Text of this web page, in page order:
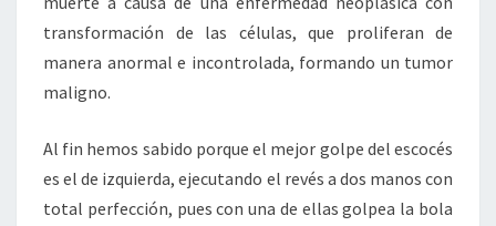
transformación de las células, que proliferan de
manera anormal e incontrolada, formando un tumor
maligno.
Al fin hemos sabido porque el mejor golpe del escocés
es el de izquierda, ejecutando el revés a dos manos con
total perfección, pues con una de ellas golpea la bola